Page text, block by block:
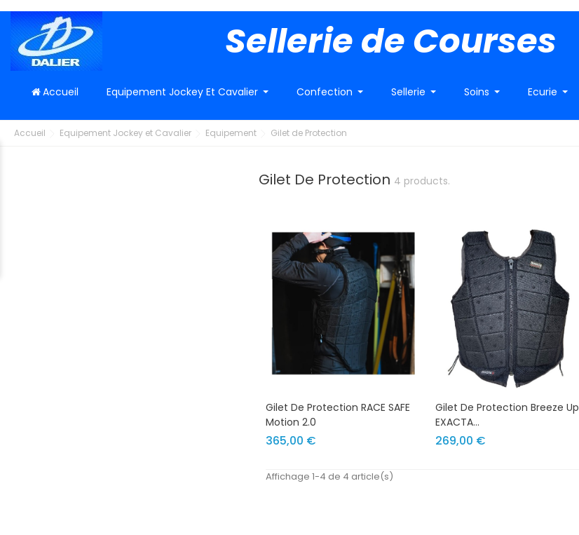
Sellerie de Courses
Accueil Equipement Jockey Et Cavalier Confection Sellerie Soins Ecurie
Accueil Equipement Jockey et Cavalier Equipement Gilet de Protection
Gilet De Protection 4 products.
Gilet De Protection RACE SAFE
Motion 2.0
365,00 €Prix
Gilet De Protection Breeze Up
EXACTA...
269,00 €
Affichage 1-4 de 4 article(s)